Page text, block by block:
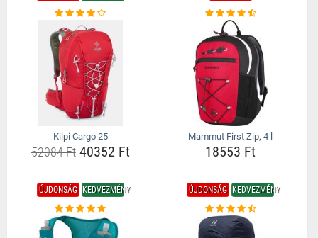
Kilpi Cargo 25
52084 Ft40352 Ft
Mammut First Zip, 4 l
18553 Ft
ÚJDONSÁG KEDVEZMÉNY ÚJDONSÁG KEDVEZMÉNY